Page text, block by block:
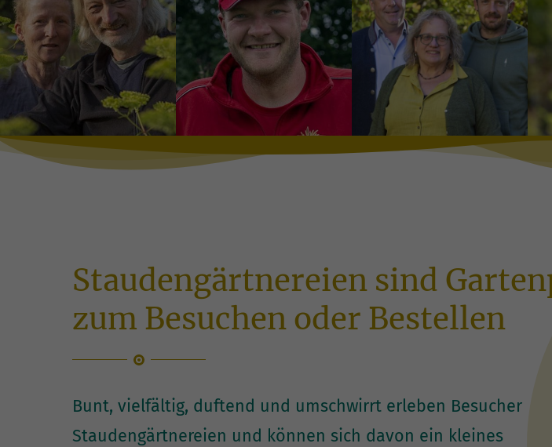
www.klenart-
stauden.de
www.moll-
stauden.de
www.bluetenblatt.de
Staudengärtnereien sind
zum Besuchen oder Bestellen
Bunt, vielfältig, duftend und umschwirrt erleben Besucher
Staudengärtnereien und können sich davon ein kleines